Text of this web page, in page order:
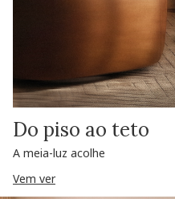
Do piso ao teto
A meia-luz acolhe
Vem ver